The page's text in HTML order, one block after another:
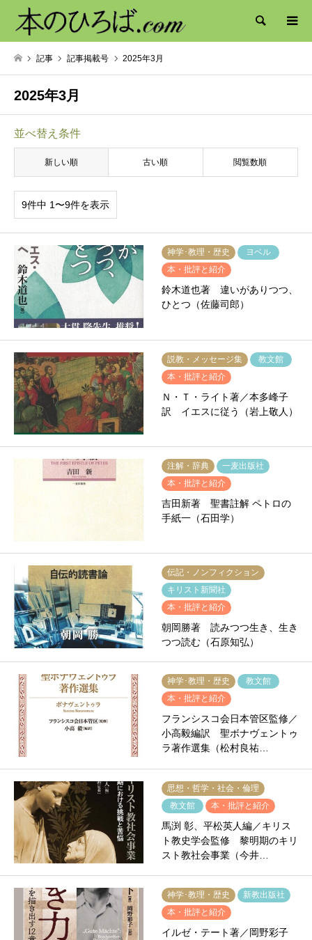
検索
記事 記事掲載号 2025年3月
2025年3月
並べ替え条件
新しい順 古い順 閲覧数順
9件中 1〜9件を表示
神学･教理・歴史
ヨベル
本・批評と紹介
鈴木道也著 違いがありつつ、
ひとつ（佐藤司郎）
説教・メッセージ集
教文館
本・批評と紹介
Ｎ・Ｔ・ライト著／本多峰子
訳 イエスに従う（岩上敬人）
注解・辞典
一麦出版社
本・批評と紹介
吉田新著 聖書註解 ペトロの
手紙一（石田学）
伝記・ノンフィクション
キリスト新聞社
本・批評と紹介
朝岡勝著 読みつつ生き、生き
つつ読む（石原知弘）
神学･教理・歴史
教文館
本・批評と紹介
フランシスコ会日本管区監修／
小高毅編訳 聖ボナヴェントゥ
ラ著作選集（松村良祐…
思想・哲学・社会・倫理
教文館
本・批評と紹介
馬渕 彰、平松英人編／キリス
ト教史学会監修 黎明期のキリ
スト教社会事業（今井…
神学･教理・歴史
新教出版社
本・批評と紹介
イルゼ・テート著／岡野彩子